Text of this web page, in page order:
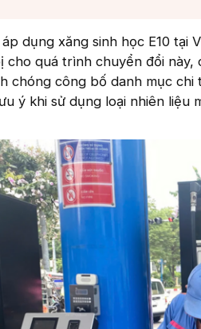
dụng xăng sinh học E10 tại
cho quá trình chuyển đổi này,
chóng công bố danh mục
ý khi sử dụng loại nhiên liệu